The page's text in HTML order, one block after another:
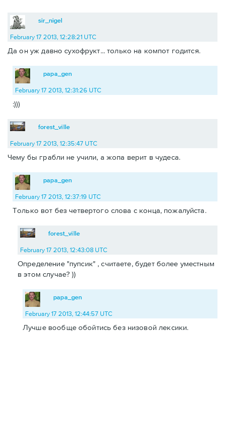
sir_nigel
February 17 2013, 12:28:21 UTC
Да он уж давно сухофрукт... только на компот годится.
papa_gen
February 17 2013, 12:31:26 UTC
:)))
forest_ville
February 17 2013, 12:35:47 UTC
Чему бы грабли не учили, а жопа верит в чудеса.
papa_gen
February 17 2013, 12:37:19 UTC
Только вот без четвертого слова с конца, пожалуйста.
forest_ville
February 17 2013, 12:43:08 UTC
Определение "пупсик" , считаете, будет более уместным
в этом случае? ))
papa_gen
February 17 2013, 12:44:57 UTC
Лучше вообще обойтись без низовой лексики.